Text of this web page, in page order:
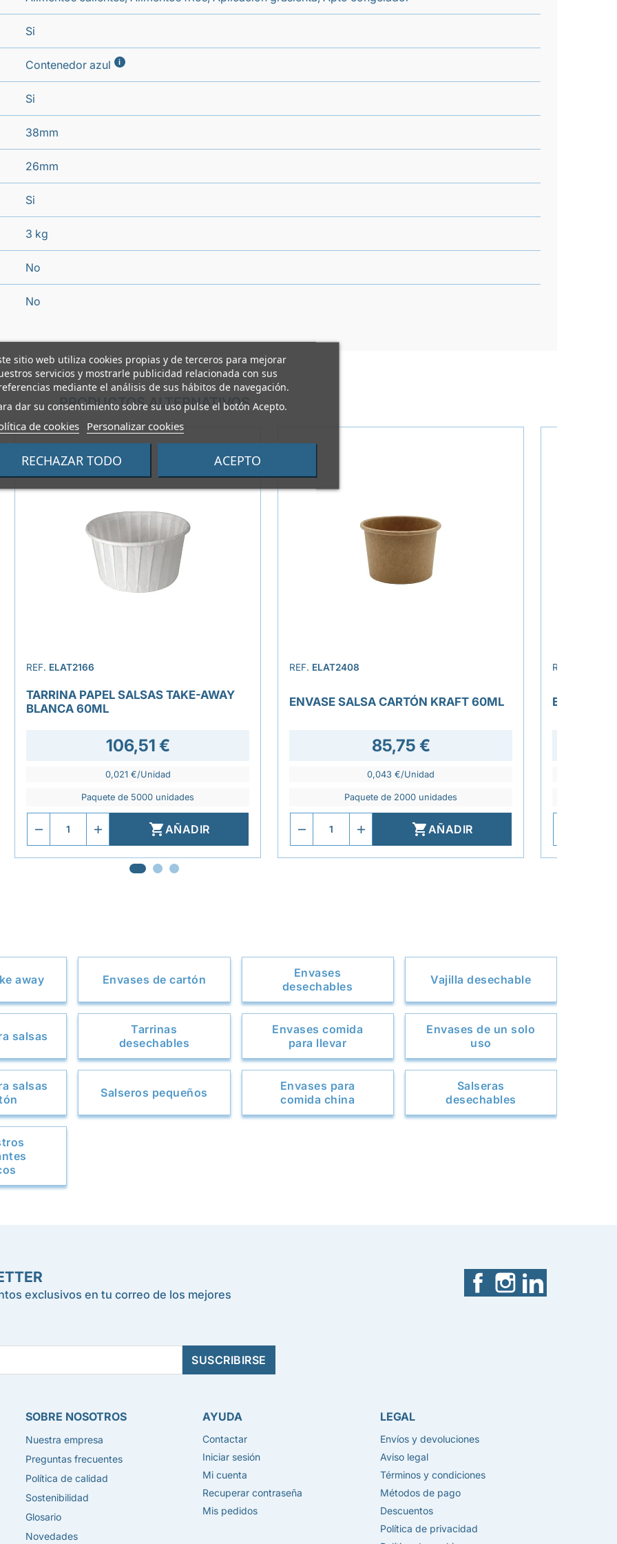
sitio web utiliza cookies propias y de terceros para mejorar
servicios y mostrarle publicidad relacionada con sus
mediante el análisis de sus hábitos de navegación.
dar su consentimiento sobre su uso pulse el botón Acepto.
de cookies Personalizar cookies
RECHAZAR TODO ACEPTO
Si
Contenedor azul i
Si
38mm
26mm
Si
3 kg
No
No
PRODUCTOS ALTERNATIVOS
REF. ELAT2166
TARRINA PAPEL SALSAS TAKE-AWAY
BLANCA 60ML
106,51 €
0,021 €/Unidad
Paquete de 5000 unidades
AÑADIR
REF. ELAT2408
ENVASE SALSA CARTÓN KRAFT 60ML
85,75 €
0,043 €/Unidad
Paquete de 2000 unidades
AÑADIR
REF.
ENVASE
away Envases de cartón
Envases
desechables
Vajilla desechable
salsas
Tarrinas
desechables
Envases comida
para llevar
Envases de un solo
uso
salsas
Salseros pequeños
Envases para
comida china
Salseras
desechables
exclusivos en tu correo de los mejores
FacebookInstagram
SOBRE NOSOTROS
Nuestra empresa
Preguntas frecuentes
Política de calidad
Sostenibilidad
Glosario
Novedades
AYUDA
Contactar
Iniciar sesión
Mi cuenta
Recuperar contraseña
Mis pedidos
LEGAL
Envíos y devoluciones
Aviso legal
Términos y condiciones
Métodos de pago
Descuentos
Política de privacidad